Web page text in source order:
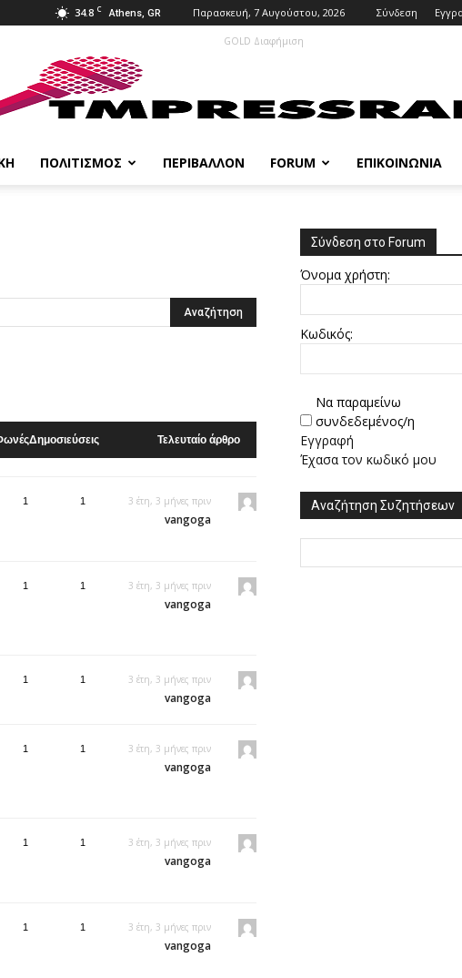
34.8 C Athens, GR Παρασκευή, 7 Αυγούστου, 2026 Σύνδεση
GOLD Διαφήμιση
ΠΟΛΙΤΙΣΜΌΣ ΠΕΡΙΒΆΛΛΟΝ FORUM ΕΠΙΚΟΙΝΩΝΊΑ
Δημοσιεύσεις Τελευταίο άρθρο
1 1 3 έτη, 3 μήνες πριν
vangoga
1 1 3 έτη, 3 μήνες πριν
vangoga
1 1 3 έτη, 3 μήνες πριν
vangoga
1 1 3 έτη, 3 μήνες πριν
vangoga
1 1 3 έτη, 3 μήνες πριν
vangoga
1 1 3 έτη, 3 μήνες πριν
vangoga
Σύνδεση στο Forum
Όνομα χρήστη:
Κωδικός:
Να παραμείνω
συνδεδεμένος/η
Εγγραφή
Έχασα τον κωδικό μου
Αναζήτηση Συζητήσεων